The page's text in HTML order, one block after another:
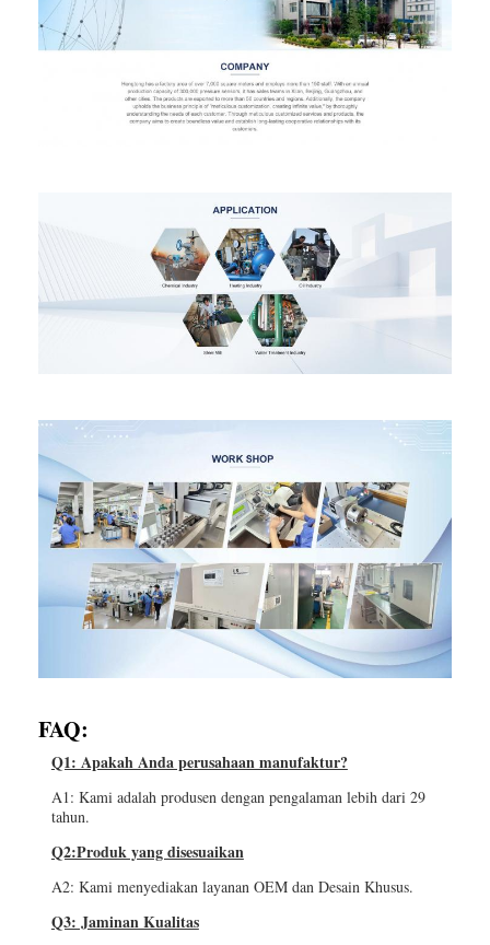
FAQ:
Q1: Apakah Anda perusahaan manufaktur?
A1: Kami adalah produsen dengan pengalaman lebih dari 29
tahun.
Q2:Produk yang disesuaikan
A2: Kami menyediakan layanan OEM dan Desain Khusus.
Q3: Jaminan Kualitas